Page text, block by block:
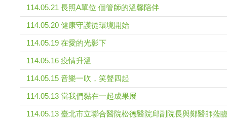
114.05.21 長照A單位 個管師的溫馨陪伴
114.05.20 健康守護從環境開始
114.05.19 在愛的光影下
114.05.16 疫情升溫
114.05.15 音樂一吹，笑聲四起
114.05.13 當我們黏在一起成果展
114.05.13 臺北市立聯合醫院松德醫院邱副院長與鄭醫師蒞